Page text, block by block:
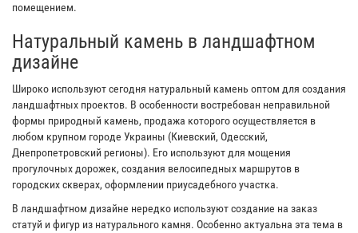
помещением.
Натуральный камень в ландшафтном
дизайне
Широко используют сегодня натуральный камень оптом для создания
ландшафтных проектов. В особенности востребован неправильной
формы природный камень, продажа которого осуществляется в
любом крупном городе Украины (Киевский, Одесский,
Днепропетровский регионы). Его используют для мощения
прогулочных дорожек, создания велосипедных маршрутов в
городских скверах, оформлении приусадебного участка.
В ландшафтном дизайне нередко используют создание на заказ
статуй и фигур из натурального камня. Особенно актуальна эта тема в